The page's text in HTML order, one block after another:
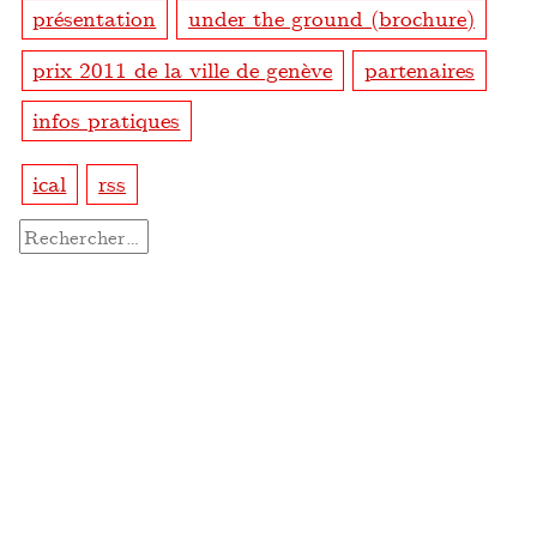
présentation
under the ground (brochure)
prix 2011 de la ville de genève
partenaires
infos pratiques
ical rss
Rechercher :